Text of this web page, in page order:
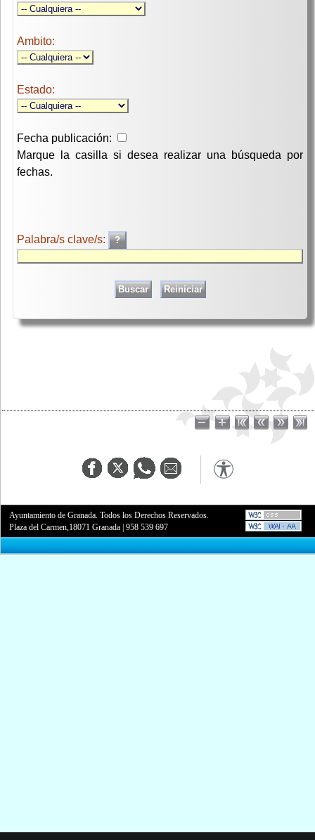
Ambito:
Estado:
Fecha publicación:
Marque la casilla si desea realizar una búsqueda por
fechas.
Palabra/s clave/s:
Ayuntamiento de Granada. Todos los Derechos Reservados.
Plaza del Carmen,18071 Granada |958 539 697